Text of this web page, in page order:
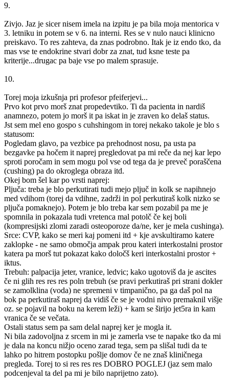
9.
Zivjo. Jaz je sicer nisem imela na izpitu je pa bila moja mentorica v
3. letniku in potem se v 6. na interni. Res se v nulo nauci klinicno
preiskavo. To res zahteva, da znas podrobno. Itak je iz endo tko, da
mas vse te endokrine stvari dobr za znat, tud ksne teste pa
kriterije...drugac pa baje vse po malem sprasuje.
10.
Torej moja izkušnja pri profesor pfeiferjevi...
Prvo kot prvo morš znat propedevtiko. Ti da pacienta in nardiš
anamnezo, potem jo morš it pa iskat in je zraven ko delaš status.
Jst sem mel eno gospo s cuhshingom in torej nekako takole je blo s
statusom:
Pogledam glavo, pa vezbice pa prehodnost nosu, pa usta pa
bezgavke pa hočem it naprej pregledovat pa mi reče da nej kar lepo
sproti poročam in sem mogu pol vse od tega da je preveč poraščena
(cushing) pa do okroglega obraza itd.
Okej bom šel kar po vrsti naprej:
Pljuča: treba je blo perkutirati tudi mejo pljuč in kolk se napihnejo
med vdihom (torej da vdihne, zadrži in pol perkutiraš kolk nizko se
pljuča pomaknejo). Potem je blo treba kar sem pozabil pa me je
spomnila in pokazala tudi vretenca mal potolč če kej boli
(kompresijski zlomi zaradi osteoporoze da/ne, ker je mela cushinga).
Srce: CVP, kako se meri kaj pomeni itd + kje avskultiramo katere
zaklopke - ne samo območja ampak prou kateri interkostalni prostor
katera pa morš tut pokazat kako določš keri interkostalni prostor +
iktus.
Trebuh: palpacija jeter, vranice, ledvic; kako ugotoviš da je ascites
če ni glih res res res poln trebuh (se pravi perkutiraš pri strani dokler
se zamolklina (voda) ne spremeni v timpanično, pa ga daš pol na
bok pa perkutiraš naprej da vidiš če se je vodni nivo premaknil višje
oz. se pojavil na boku na kerem leži) + kam se širijo jet5ra in kam
vranica če se večata.
Ostali status sem pa sam delal naprej ker je mogla it.
Ni bila zadovoljna z srcem in mi je zamerla vse te napake tko da mi
je dala na koncu nižjo oceno zarad tega, sem pa slišal tudi da te
lahko po hitrem postopku pošlje domov če ne znaš kliničnega
pregleda. Torej to si res res res DOBRO POGLEJ (jaz sem malo
podcenjeval ta del pa mi je bilo naprijetno zato).